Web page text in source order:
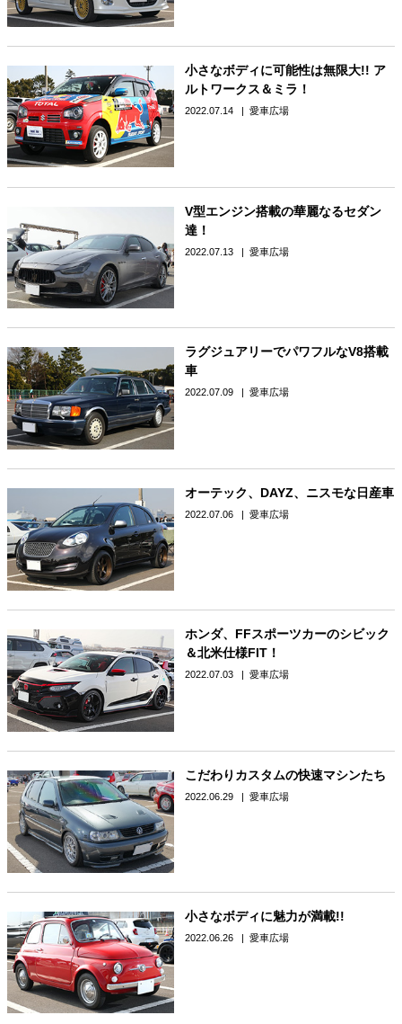
小さなボディに可能性は無限大!! ア
ルトワークス＆ミラ！
2022.07.14 愛車広場
V型エンジン搭載の華麗なるセダン
達！
2022.07.13 愛車広場
ラグジュアリーでパワフルなV8搭載
車
2022.07.09 愛車広場
オーテック、DAYZ、ニスモな日産車
2022.07.06 愛車広場
ホンダ、FFスポーツカーのシビック
＆北米仕様FIT！
2022.07.03 愛車広場
こだわりカスタムの快速マシンたち
2022.06.29 愛車広場
小さなボディに魅力が満載!!
2022.06.26 愛車広場